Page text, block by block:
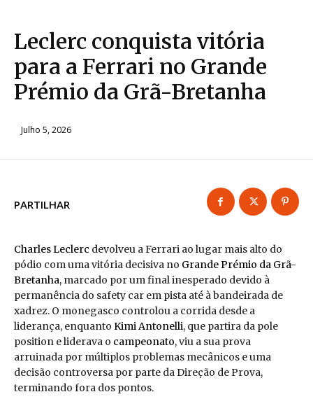
Leclerc conquista vitória
para a Ferrari no Grande
Prémio da Grã-Bretanha
Julho 5, 2026
PARTILHAR
Charles Leclerc devolveu a Ferrari ao lugar mais alto do
pódio com uma vitória decisiva no Grande Prémio da Grã-
Bretanha, marcado por um final inesperado devido à
permanência do safety car em pista até à bandeirada de
xadrez. O monegasco controlou a corrida desde a
liderança, enquanto Kimi Antonelli, que partira da pole
position e liderava o campeonato, viu a sua prova
arruinada por múltiplos problemas mecânicos e uma
decisão controversa por parte da Direção de Prova,
terminando fora dos pontos.